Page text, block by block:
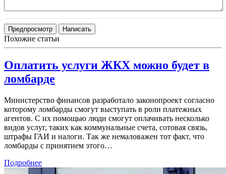
Похожие статьи
Оплатить услуги ЖКХ можно будет в
ломбарде
Министерство финансов разработало законопроект согласно
которому ломбарды смогут выступать в роли платежных
агентов. С их помощью люди смогут оплачивать несколько
видов услуг, таких как коммунальные счета, сотовая связь,
штрафы ГАИ и налоги. Так же немаловажен тот факт, что
ломбарды с принятием этого…
Подробнее